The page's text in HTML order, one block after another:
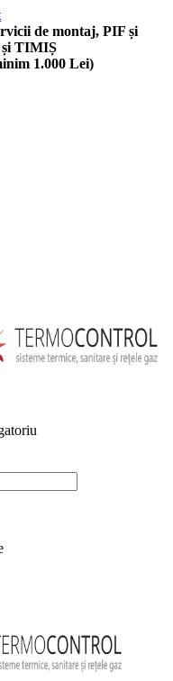
de montaj, PIF și
TIMIȘ
1.000 Lei)